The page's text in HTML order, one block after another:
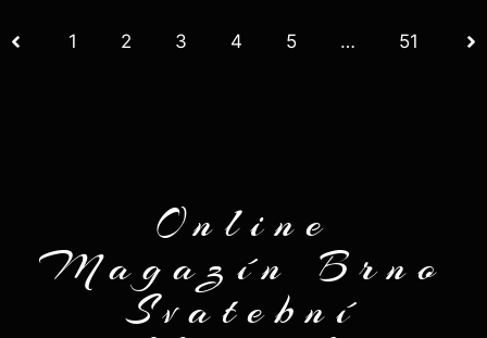
1 2 3 4 5 … 51
Online
Magazín Brno
Svatební